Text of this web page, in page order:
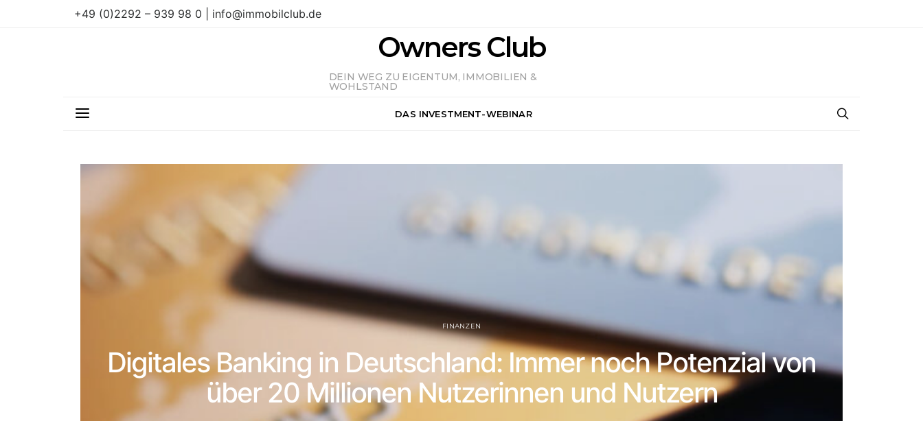
+49 (0)2292 – 939 98 0 | info@immobilclub.de
Owners Club
DEIN WEG ZU EIGENTUM, IMMOBILIEN &
WOHLSTAND
DAS INVESTMENT-WEBINAR
FINANZEN
Digitales Banking in Deutschland: Immer noch Potenzial von
über 20 Millionen Nutzerinnen und Nutzern